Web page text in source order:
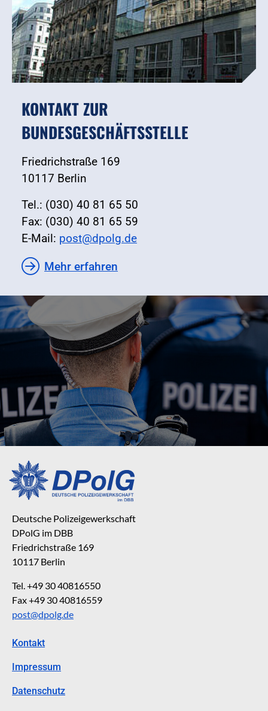
KONTAKT ZUR
BUNDESGESCHÄFTSSTELLE
Friedrichstraße 169
10117 Berlin
Tel.: (030) 40 81 65 50
Fax: (030) 40 81 65 59
E-Mail: post@dpolg.de
Mehr erfahren
Deutsche Polizeigewerkschaft
DPolG im DBB
Friedrichstraße 169
10117 Berlin
Tel. +49 30 40816550
Fax +49 30 40816559
post@dpolg.de
Kontakt
Impressum
Datenschutz